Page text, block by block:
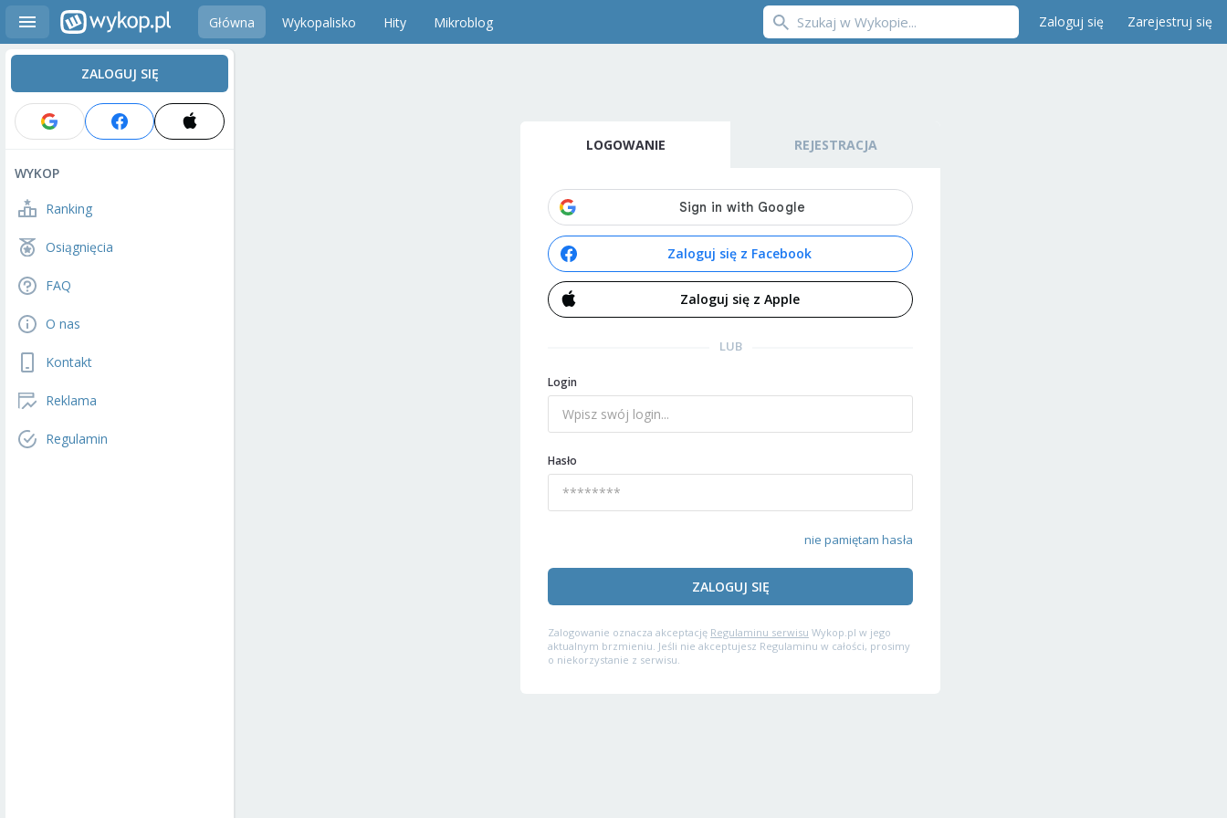
Główna Wykopalisko Hity Mikroblog Zaloguj się Zarejestruj się
ZALOGUJ SIĘ
WYKOP
Ranking
Osiągnięcia
FAQ
O nas
Kontakt
Reklama
Regulamin
LOGOWANIE REJESTRACJA
Zaloguj się z Facebook
Zaloguj się z Apple
LUB
Login
Hasło
nie pamiętam hasła
ZALOGUJ SIĘ
Zalogowanie oznacza akceptację Regulaminu serwisu Wykop.pl w jego
aktualnym brzmieniu. Jeśli nie akceptujesz Regulaminu w całości, prosimy
o niekorzystanie z serwisu.